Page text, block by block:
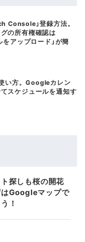
Console」登録方法。
の所有権確認は
をアップロード」が簡
い方。Googleカレン
スケジュールを通知す
探しも桜の開花
Googleマップで
！